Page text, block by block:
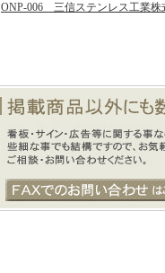
ONP-006 三信ステンレス工業株